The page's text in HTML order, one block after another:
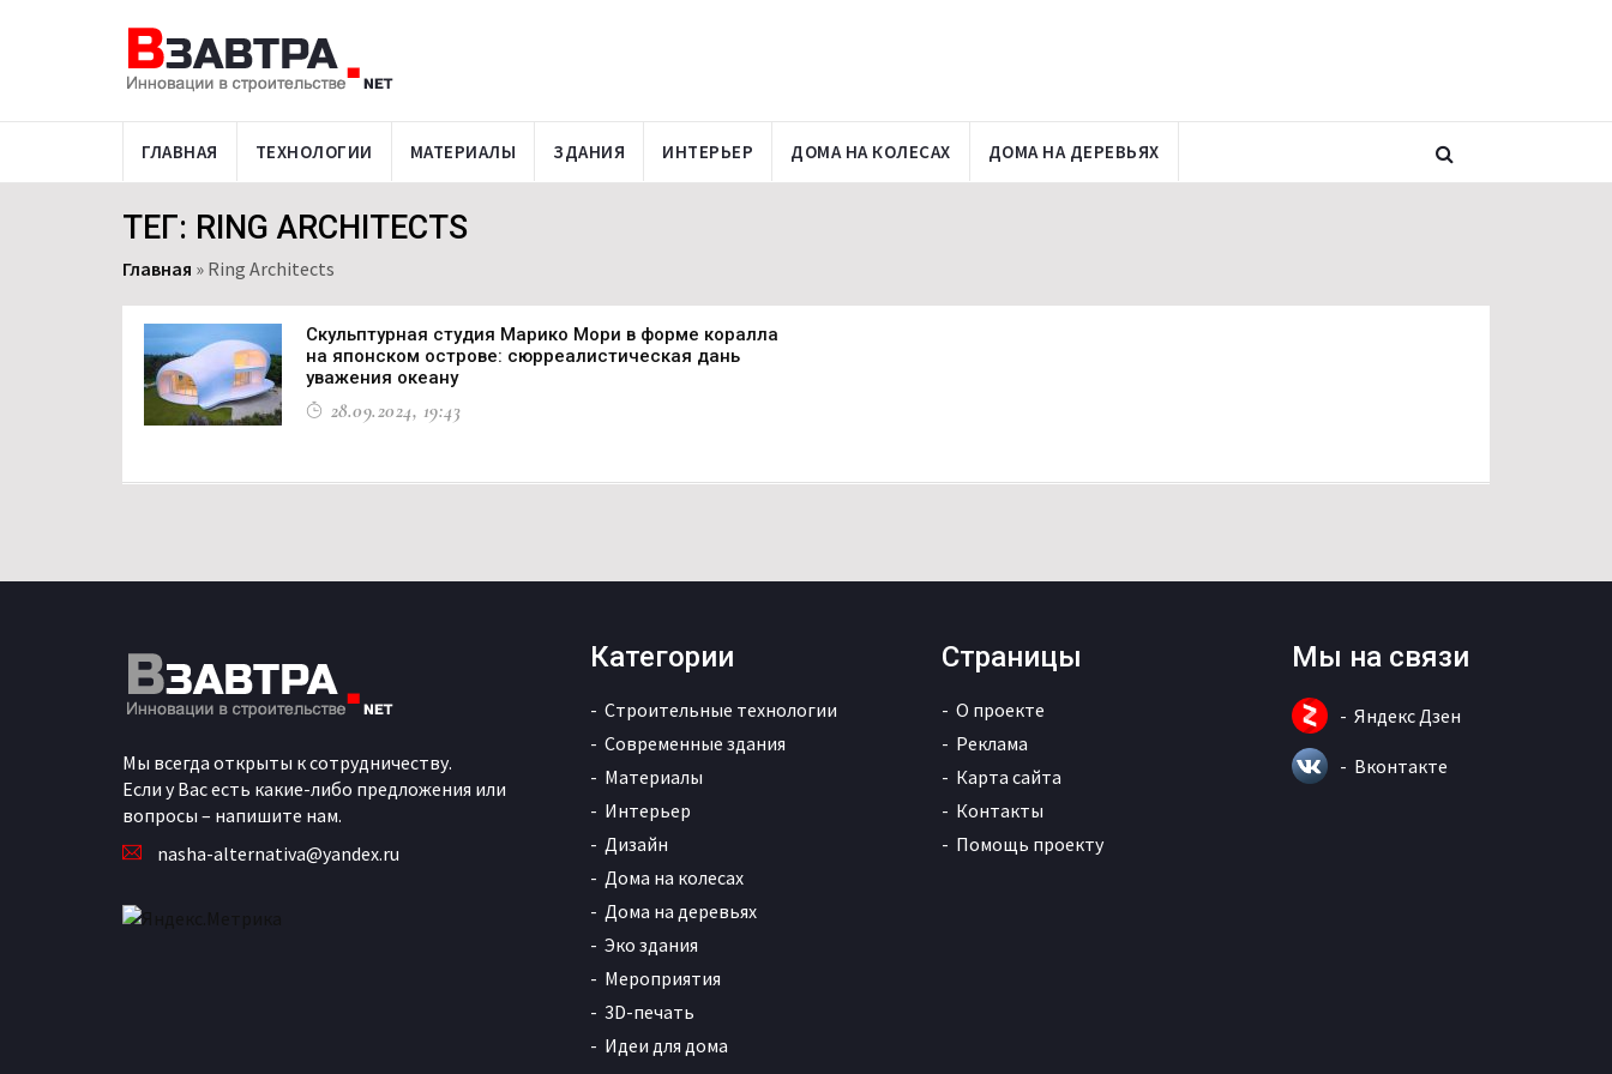
ГЛАВНАЯ ТЕХНОЛОГИИ МАТЕРИАЛЫ ЗДАНИЯ ИНТЕРЬЕР ДОМА НА КОЛЕСАХ ДОМА НА ДЕРЕВЬЯХ
ТЕГ: RING ARCHITECTS
Главная » Ring Architects
Скульптурная студия Марико Мори в форме коралла
на японском острове: сюрреалистическая дань
уважения океану
28.09.2024, 19:43
Мы всегда открыты к сотрудничеству.
Если у Вас есть какие-либо предложения или
вопросы – напишите нам.
nasha-alternativa@yandex.ru
Категории
Строительные технологии
Современные здания
Материалы
Интерьер
Дизайн
Дома на колесах
Дома на деревьях
Эко здания
Мероприятия
3D-печать
Идеи для дома
Страницы
О проекте
Реклама
Карта сайта
Контакты
Помощь проекту
Мы на связи
Яндекс Дзен
Вконтакте